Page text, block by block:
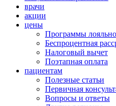
врачи
акции
цены
Программы
Беспроцентная
Налоговый вычет
Поэтапная оплата
пациентам
Полезные статьи
Первичная
Вопросы и ответы